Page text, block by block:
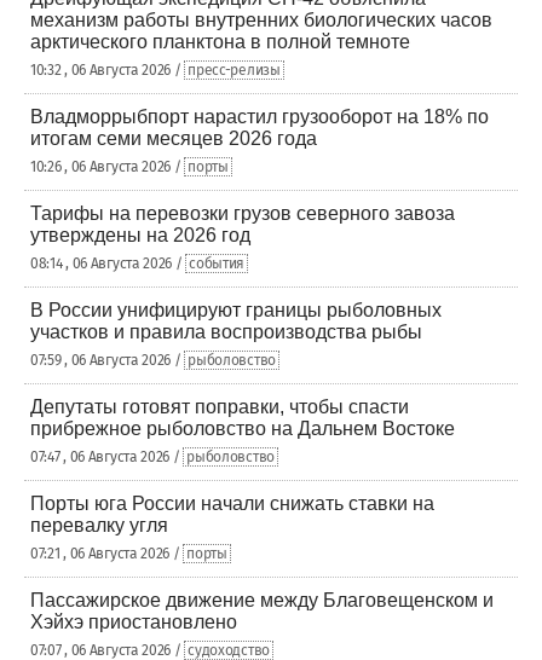
механизм работы внутренних биологических часов
арктического планктона в полной темноте
10:32 , 06 Августа 2026 / пресс-релизы
Владморрыбпорт нарастил грузооборот на 18% по
итогам семи месяцев 2026 года
10:26 , 06 Августа 2026 / порты
Тарифы на перевозки грузов северного завоза
утверждены на 2026 год
08:14 , 06 Августа 2026 / события
В России унифицируют границы рыболовных
участков и правила воспроизводства рыбы
07:59 , 06 Августа 2026 / рыболовство
Депутаты готовят поправки, чтобы спасти
прибрежное рыболовство на Дальнем Востоке
07:47 , 06 Августа 2026 / рыболовство
Порты юга России начали снижать ставки на
перевалку угля
07:21 , 06 Августа 2026 / порты
Пассажирское движение между Благовещенском и
Хэйхэ приостановлено
07:07 , 06 Августа 2026 / судоходство